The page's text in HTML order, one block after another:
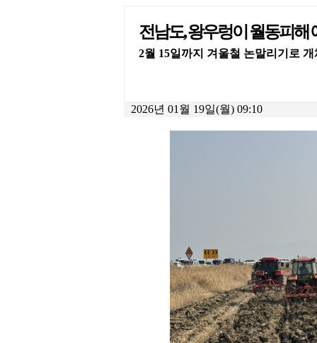
전남도, 왕우렁이 월동피해
2월 15일까지 겨울철 논말리기로
2026년 01월 19일(월) 09:10